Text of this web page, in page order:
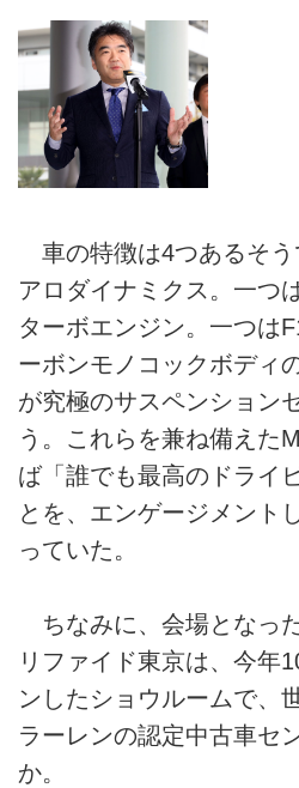
車の特徴は4つあるそう
アロダイナミクス。一つ
ターボエンジン。一つは
ーボンモノコックボディ
が究極のサスペンション
う。これらを兼ね備えた
ば「誰でも最高のドライ
とを、エンゲージメント
っていた。
ちなみに、会場となっ
リファイド東京は、今年
ンしたショウルームで、
ラーレンの認定中古車セ
か。